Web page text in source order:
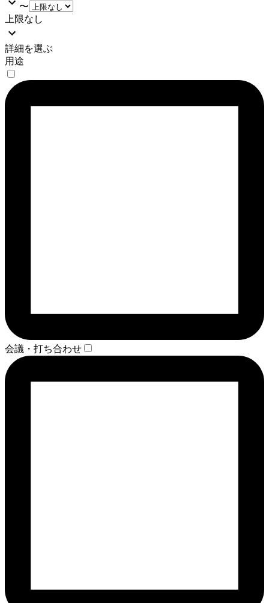
〜
上限なし
詳細を選ぶ
用途
会議・打ち合わせ